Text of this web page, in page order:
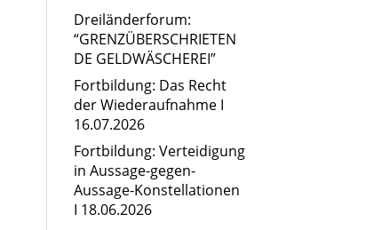
Dreiländerforum:
“GRENZÜBERSCHRIETEN
DE GELDWÄSCHEREI”
Fortbildung: Das Recht
der Wiederaufnahme I
16.07.2026
Fortbildung: Verteidigung
in Aussage-gegen-
Aussage-Konstellationen
I 18.06.2026